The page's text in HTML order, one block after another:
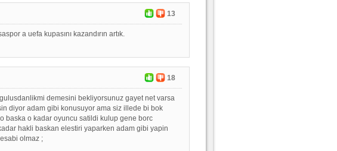
13
a uefa kupasını kazandırın artık.
18
demesini bekliyorsunuz gayet net varsa
diyor adam gibi konusuyor ama siz illede bi bok
baska o kadar oyuncu satildi kulup gene borc
hakli baskan elestiri yaparken adam gibi yapin
olmaz ;